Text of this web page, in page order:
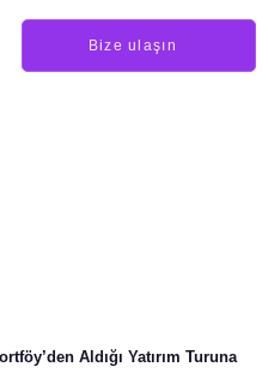
Bize ulaşın
Aldığı Yatırım Turuna